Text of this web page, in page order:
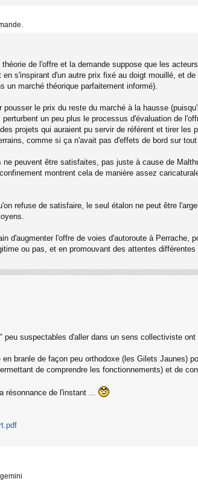
de l'offre et la demande suppose que les
s'inspirant d'un autre prix fixé au doigt mouillé, et
marché théorique parfaitement informé).
le prix du reste du marché à la hausse
un peu plus le processus d'évaluation de
projets qui auraient pu servir de référent et tirer
comme si ça n'avait pas d'effets de bord sur tout
peuvent être satisfaites, pas juste à cause de
montrent cela de manière assez
refuse de satisfaire, le seul étalon ne peut être
d'augmenter l'offre de voies d'autoroute à Perrache,
ou pas, et en promouvant des attentes
suspectables d'aller dans un sens collectiviste
branle de façon peu orthodoxe (les Gilets Jaunes)
de comprendre les fonctionnements) et de
résonnance de l'instant ...